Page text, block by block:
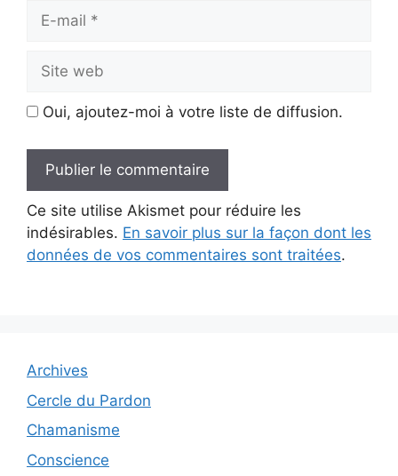
Site
web
Oui, ajoutez-moi à votre liste de diffusion.
Ce site utilise Akismet pour réduire les
indésirables. En savoir plus sur la façon dont les
données de vos commentaires sont traitées.
Archives
Cercle du Pardon
Chamanisme
Conscience